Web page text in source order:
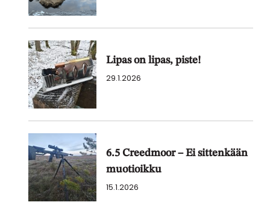
Lipas on lipas, piste!
29.1.2026
6.5 Creedmoor – Ei sittenkään
muotioikku
15.1.2026